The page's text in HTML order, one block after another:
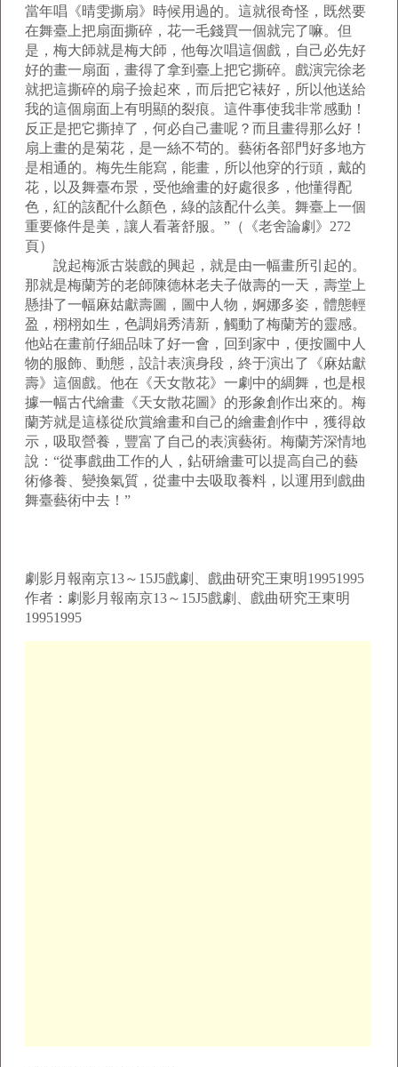
當年唱《晴雯撕扇》時候用過的。這就很奇怪，既然要
在舞臺上把扇面撕碎，花一毛錢買一個就完了嘛。但
是，梅大師就是梅大師，他每次唱這個戲，自己必先好
好的畫一扇面，畫得了拿到臺上把它撕碎。戲演完徐老
就把這撕碎的扇子撿起來，而后把它裱好，所以他送給
我的這個扇面上有明顯的裂痕。這件事使我非常感動！
反正是把它撕掉了，何必自己畫呢？而且畫得那么好！
扇上畫的是菊花，是一絲不茍的。藝術各部門好多地方
是相通的。梅先生能寫，能畫，所以他穿的行頭，戴的
花，以及舞臺布景，受他繪畫的好處很多，他懂得配
色，紅的該配什么顏色，綠的該配什么美。舞臺上一個
重要條件是美，讓人看著舒服。”（《老舍論劇》272
頁）
說起梅派古裝戲的興起，就是由一幅畫所引起的。
那就是梅蘭芳的老師陳德林老夫子做壽的一天，壽堂上
懸掛了一幅麻姑獻壽圖，圖中人物，婀娜多姿，體態輕
盈，栩栩如生，色調娟秀清新，觸動了梅蘭芳的靈感。
他站在畫前仔細品味了好一會，回到家中，便按圖中人
物的服飾、動態，設計表演身段，終于演出了《麻姑獻
壽》這個戲。他在《天女散花》一劇中的綢舞，也是根
據一幅古代繪畫《天女散花圖》的形象創作出來的。梅
蘭芳就是這樣從欣賞繪畫和自己的繪畫創作中，獲得啟
示，吸取營養，豐富了自己的表演藝術。梅蘭芳深情地
說：“從事戲曲工作的人，鉆研繪畫可以提高自己的藝
術修養、變換氣質，從畫中去吸取養料，以運用到戲曲
舞臺藝術中去！”
劇影月報南京13～15J5戲劇、戲曲研究王東明19951995
作者：劇影月報南京13～15J5戲劇、戲曲研究王東明
19951995